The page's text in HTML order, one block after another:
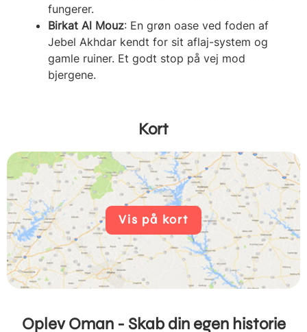
fungerer.
Birkat Al Mouz: En grøn oase ved foden af
Jebel Akhdar kendt for sit aflaj-system og
gamle ruiner. Et godt stop på vej mod
bjergene.
Kort
Vis på kort
Oplev Oman - Skab din egen historie